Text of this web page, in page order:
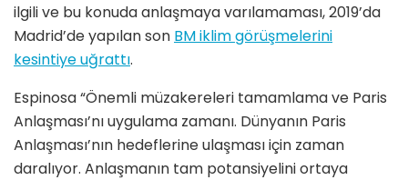
ilgili ve bu konuda anlaşmaya varılamaması, 2019’da
Madrid’de yapılan son BM iklim görüşmelerini
kesintiye uğrattı.
Espinosa “Önemli müzakereleri tamamlama ve Paris
Anlaşması’nı uygulama zamanı. Dünyanın Paris
Anlaşması’nın hedeflerine ulaşması için zaman
daralıyor. Anlaşmanın tam potansiyelini ortaya